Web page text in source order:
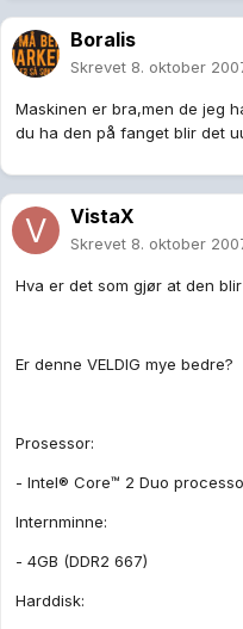
Boralis
Skrevet 8. oktober
Maskinen er bra,men de jeg
du ha den på fanget blir det
VistaX
Skrevet 8. oktober
Hva er det som gjør at den
Er denne VELDIG mye bedre?
Prosessor:
- Intel® Core™ 2 Duo
Internminne:
- 4GB (DDR2 667)
Harddisk: